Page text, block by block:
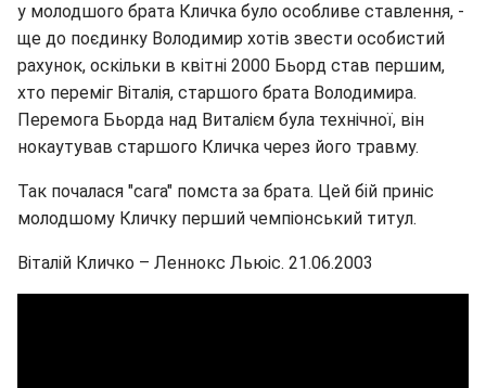
у молодшого брата Кличка було особливе ставлення, -
ще до поєдинку Володимир хотів звести особистий
рахунок, оскільки в квітні 2000 Бьорд став першим,
хто переміг Віталія, старшого брата Володимира.
Перемога Бьорда над Виталієм була технічної, він
нокаутував старшого Кличка через його травму.
Так почалася "сага" помста за брата. Цей бій приніс
молодшому Кличку перший чемпіонський титул.
Віталій Кличко – Леннокс Льюіс. 21.06.2003